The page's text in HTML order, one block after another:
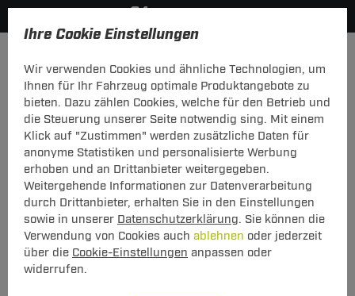
Ihre Cookie Einstellungen
Wir verwenden Cookies und ähnliche Technologien, um
Ihnen für Ihr Fahrzeug optimale Produktangebote zu
bieten. Dazu zählen Cookies, welche für den Betrieb und
die Steuerung unserer Seite notwendig sing. Mit einem
Klick auf "Zustimmen" werden zusätzliche Daten für
anonyme Statistiken und personalisierte Werbung
erhoben und an Drittanbieter weitergegeben.
Weitergehende Informationen zur Datenverarbeitung
durch Drittanbieter, erhalten Sie in den Einstellungen
sowie in unserer Datenschutzerklärung. Sie können die
Verwendung von Cookies auch ablehnen oder jederzeit
über die Cookie-Einstellungen anpassen oder
widerrufen.
Hier geht's zur Fahrzeugübersicht: VW Golf Plus
Heck-Fahrradträger Stand Up 2 für VW
Golf Plus Typ 5M1/521 (12.2004 -
12.2013)